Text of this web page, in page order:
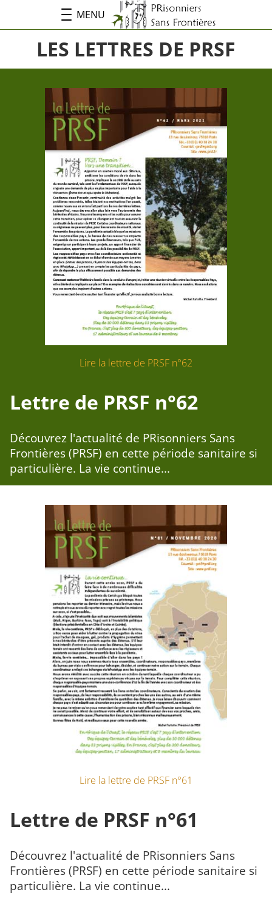
MENU
LES LETTRES DE PRSF
Lire la lettre de PRSF n°62
Lettre de PRSF n°62
Découvrez l'actualité de PRisonniers Sans
Frontières (PRSF) en cette période sanitaire si
particulière. La vie continue...
Lire la lettre de PRSF n°61
Lettre de PRSF n°61
Découvrez l'actualité de PRisonniers Sans
Frontières (PRSF) en cette période sanitaire si
particulière. La vie continue...